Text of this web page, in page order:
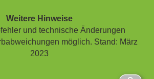
Weitere Hinweise
und technische Änderungen
möglich. Stand: März
2023